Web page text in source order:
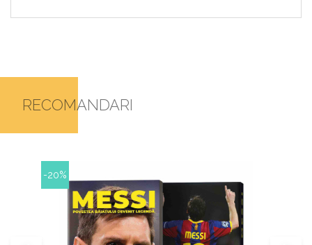
RECOMANDARI
-20%